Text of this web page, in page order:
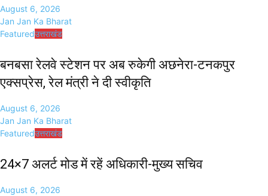
August 6, 2026
Jan Jan Ka Bharat
Featuredउत्तराखंड
बनबसा रेलवे स्टेशन पर अब रुकेगी अछनेरा-टनकपुर
एक्सप्रेस, रेल मंत्री ने दी स्वीकृति
August 6, 2026
Jan Jan Ka Bharat
Featuredउत्तराखंड
24×7 अलर्ट मोड में रहें अधिकारी-मुख्य सचिव
August 6, 2026